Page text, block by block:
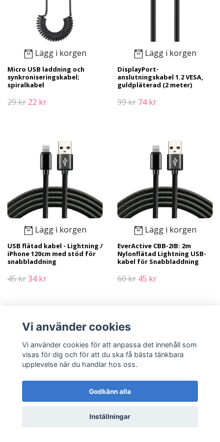
Lägg i korgen
Micro USB laddning och
synkroniseringskabel;
spiralkabel
29 kr 22 kr
Lägg i korgen
DisplayPort-
anslutningskabel 1.2 VESA,
guldpläterad (2 meter)
99 kr 74 kr
Lägg i korgen
USB flätad kabel - Lightning /
iPhone 120cm med stöd för
snabbladdning
45 kr34 kr
Lägg i korgen
EverActive CBB-2IB: 2m
Nylonflätad Lightning USB-
kabel för Snabbladdning
60 kr 45 kr
USB flätad kabel - micro USB
Vi använder cookies
Vi använder cookies för att anpassa det innehåll som
visas för dig och för att du ska få bästa tänkbara
upplevelse när du handlar hos oss.
Godkänn alla
Inställningar